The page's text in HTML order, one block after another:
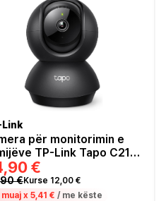
Link
për monitorimin e
TP-Link Tapo C211
Tilt Home Security Wi-Fi
2K (3MP) - Zezë
€
€Kurse 12,00 €
muaj x 5,41 € / me këste